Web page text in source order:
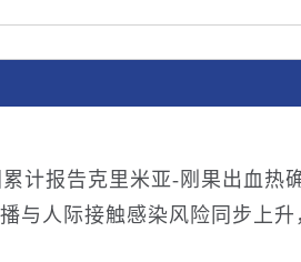
计报告克里米亚‑刚果出血热
与人际接触感染风险同步上